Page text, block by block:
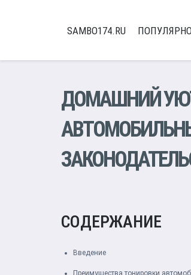
SAMBO174.RU
ДОМАШНИЙ
СОДЕРЖАНИЕ
Введение
Преимущества тонировки